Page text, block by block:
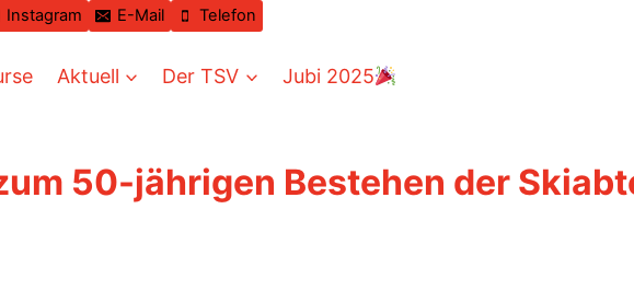
Instagram E-Mail Telefon
Aktuell Der TSV Jubi 2025
50-jährigen Bestehen der